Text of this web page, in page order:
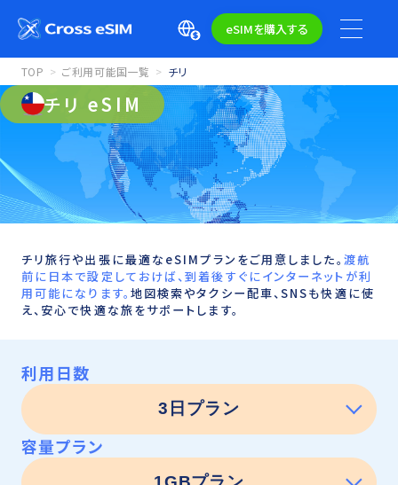
eSIMを購入する
TOP ご利用可能国一覧 チリ
チリ eSIM
チリ旅行や出張に最適なeSIMプランをご用意しました。 渡航
前に日本で設定しておけば、到着後すぐにインターネットが利
用可能になります。 地図検索やタクシー配車、SNSも快適に使
え、安心で快適な旅をサポートします。
利用日数
容量プラン